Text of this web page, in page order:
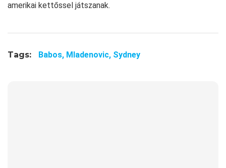
amerikai kettőssel játszanak.
Tags: Babos, Mladenovic, Sydney